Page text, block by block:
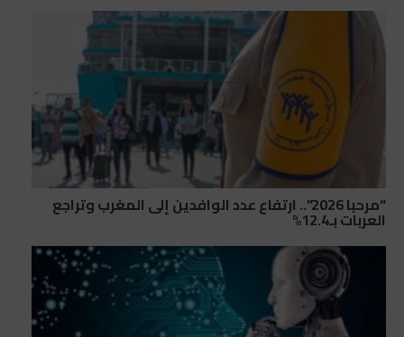
“مرحبا 2026”.. ارتفاع عدد الوافدين إلى المغرب وتراجع
العربات بـ12.4%